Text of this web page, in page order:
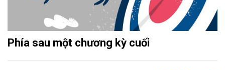
Phía sau một chương kỳ cuối